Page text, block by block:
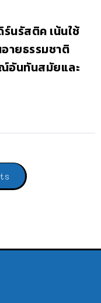
ร์นรัสติค เน้นใช้
ายธรรมชาติ
อันทันสมัยและ